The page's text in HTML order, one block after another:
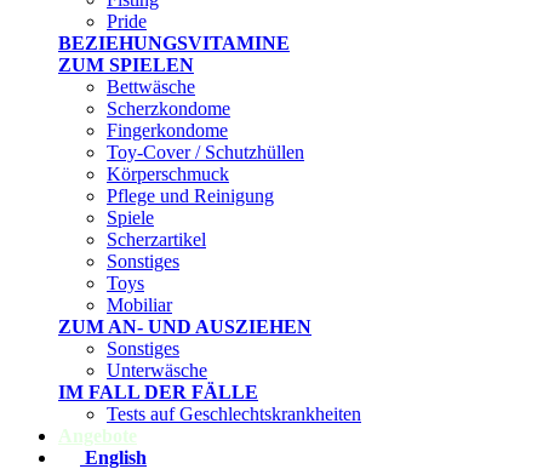
Pride
BEZIEHUNGSVITAMINE
ZUM SPIELEN
Bettwäsche
Scherzkondome
Fingerkondome
Toy-Cover / Schutzhüllen
Körperschmuck
Pflege und Reinigung
Spiele
Scherzartikel
Sonstiges
Toys
Mobiliar
ZUM AN- UND AUSZIEHEN
Sonstiges
Unterwäsche
IM FALL DER FÄLLE
Tests auf Geschlechtskrankheiten
Angebote
English